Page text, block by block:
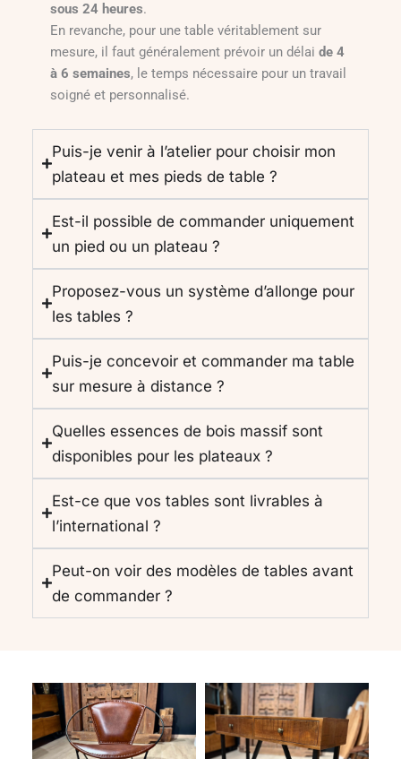
sous 24 heures.
En revanche, pour une table véritablement sur
mesure, il faut généralement prévoir un délai de 4
à 6 semaines, le temps nécessaire pour un travail
soigné et personnalisé.
Puis-je venir à l’atelier pour choisir mon
plateau et mes pieds de table ?
Est-il possible de commander uniquement
un pied ou un plateau ?
Proposez-vous un système d’allonge pour
les tables ?
Puis-je concevoir et commander ma table
sur mesure à distance ?
Quelles essences de bois massif sont
disponibles pour les plateaux ?
Est-ce que vos tables sont livrables à
l’international ?
Peut-on voir des modèles de tables avant
de commander ?